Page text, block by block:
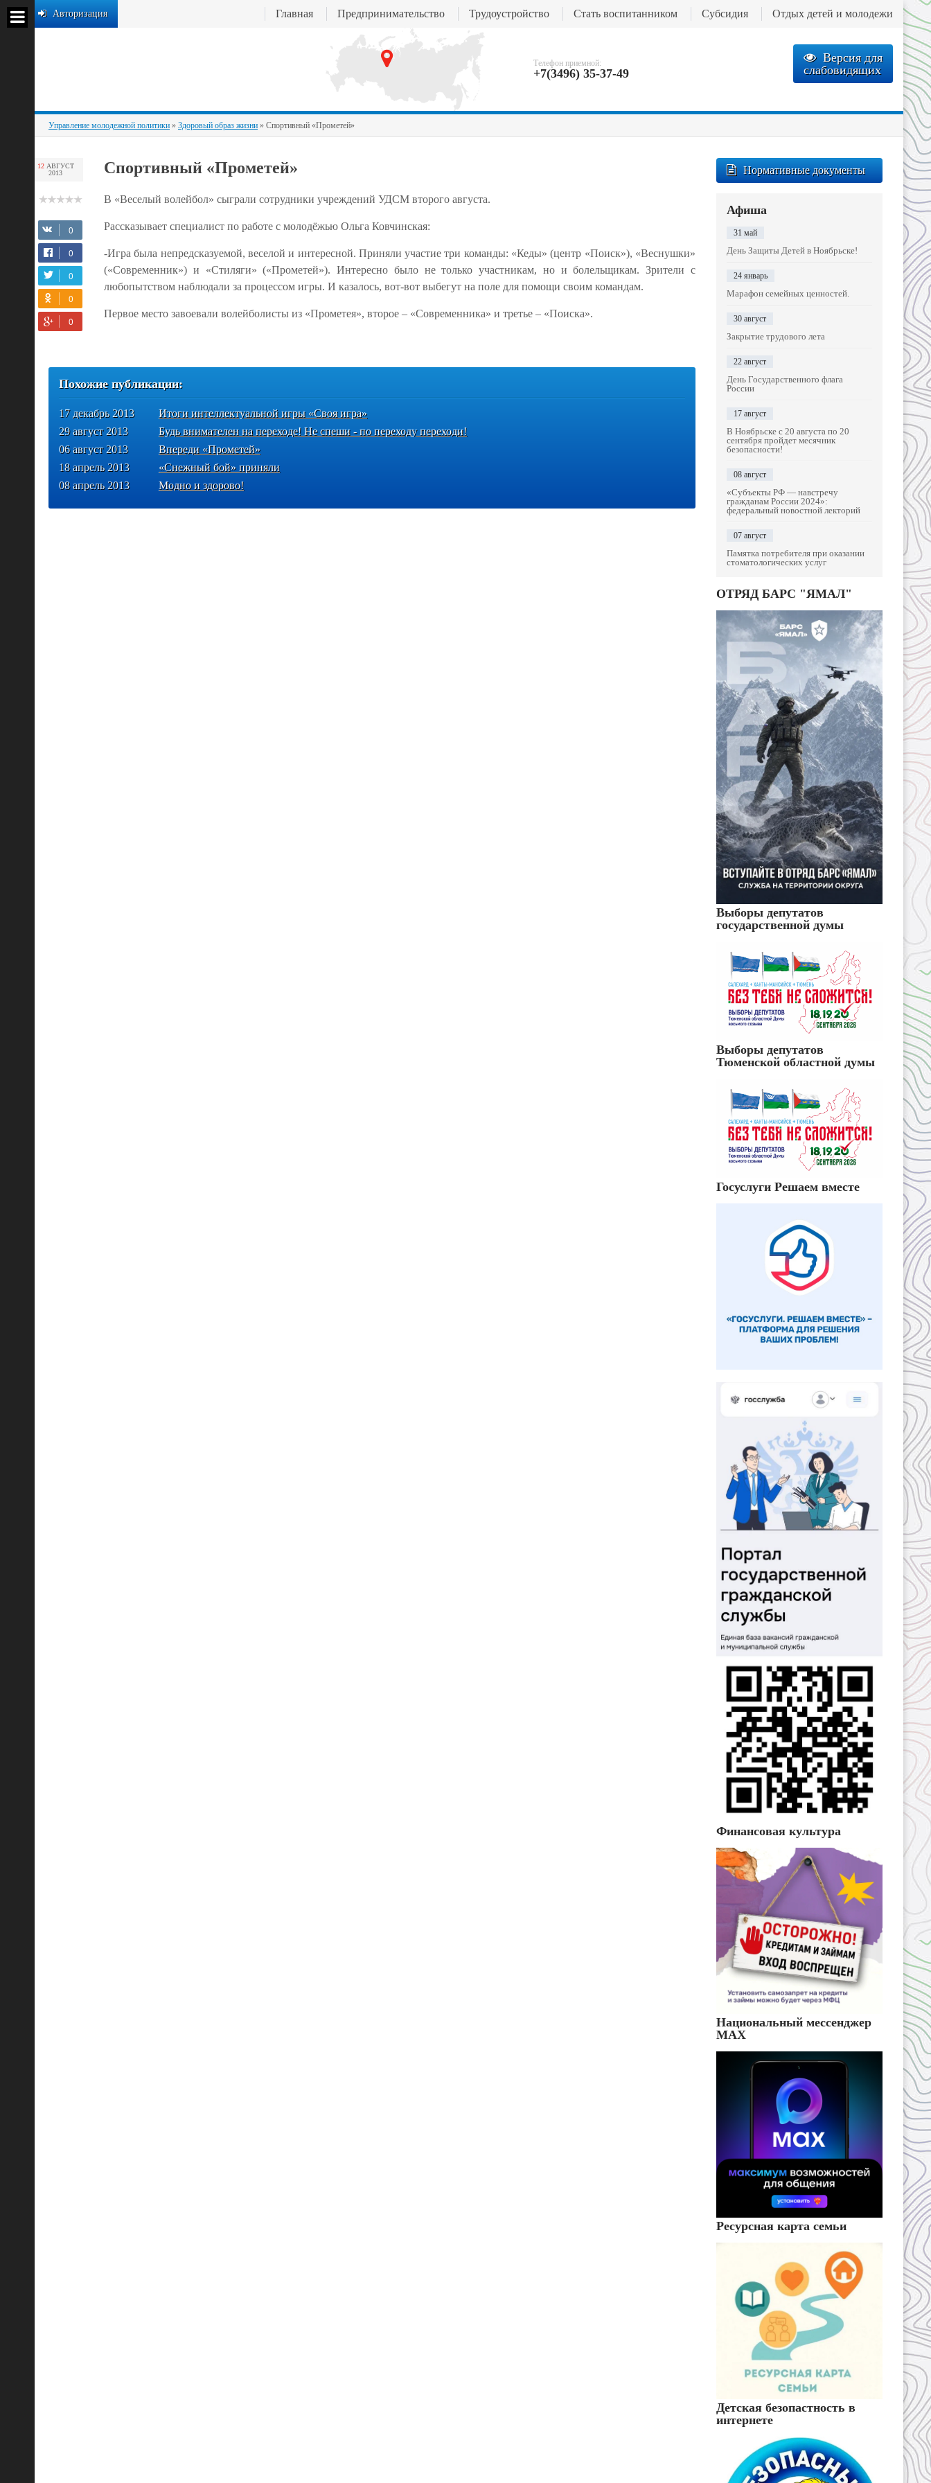
Телефон приемной:
+7(3496) 35-37-49
Версия для
слабовидящих
Авторизация Главная Предпринимательство Трудоустройство Стать воспитанником Субсидия Отдых детей и молодежи
Управление молодежной политики » Здоровый образ жизни » Спортивный «Прометей»
12АВГУСТ
2013
Спортивный «Прометей»
В «Веселый волейбол» сыграли сотрудники учреждений УДСМ второго августа.
Рассказывает специалист по работе с молодёжью Ольга Ковчинская:
-Игра была непредсказуемой, веселой и интересной. Приняли участие три команды: «Кеды» (центр «Поиск»), «Веснушки»
(«Современник») и «Стиляги» («Прометей»). Интересно было не только участникам, но и болельщикам. Зрители с
любопытством наблюдали за процессом игры. И казалось, вот-вот выбегут на поле для помощи своим командам.
Первое место завоевали волейболисты из «Прометея», второе – «Современника» и третье – «Поиска».
Похожие публикации:
17 декабрь 2013
Итоги интеллектуальной игры «Своя игра»
29 август 2013
Будь внимателен на переходе! Не спеши - по переходу переходи!
06 август 2013
Впереди «Прометей»
18 апрель 2013
«Снежный бой» приняли
08 апрель 2013
Модно и здорово!
Нормативные документы
Афиша
31 май
День Защиты Детей в Ноябрьске!
24 январь
Марафон семейных ценностей.
30 август
Закрытие трудового лета
22 август
День Государственного флага
России
17 август
В Ноябрьске с 20 августа по 20
сентября пройдет месячник
безопасности!
08 август
«Субъекты РФ — навстречу
гражданам России 2024»:
федеральный новостной лекторий
07 август
Памятка потребителя при оказании
стоматологических услуг
ОТРЯД БАРС "ЯМАЛ"
Выборы депутатов
государственной думы
Выборы депутатов
Тюменской областной думы
Госуслуги Решаем вместе
Финансовая культура
Национальный мессенджер
MAX
Ресурсная карта семьи
Детская безопастность в
интернете